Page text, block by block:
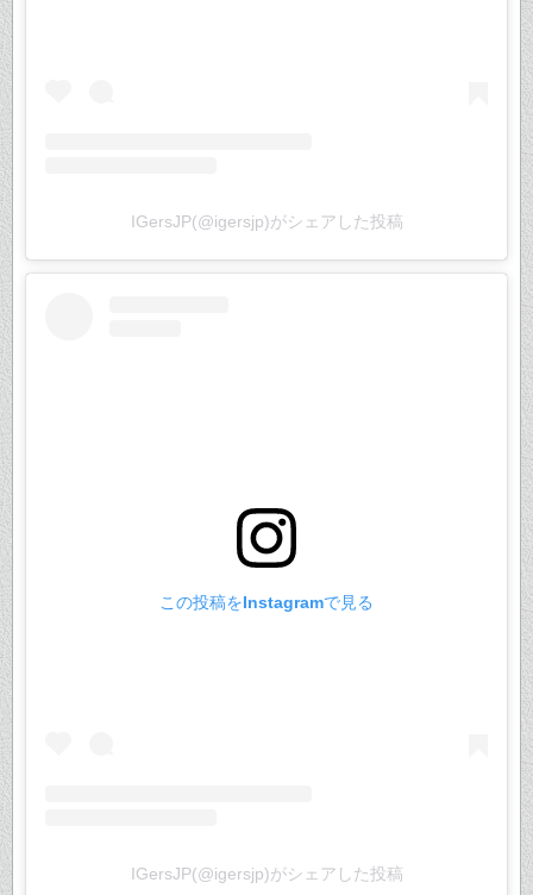
IGersJP(@igersjp)がシェアした投稿
この投稿をInstagramで見る
IGersJP(@igersjp)がシェアした投稿